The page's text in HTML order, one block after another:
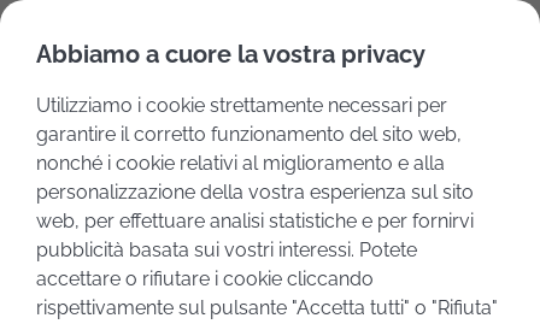
Deutsch
Abbiamo a cuore la vostra privacy
Utilizziamo i cookie strettamente necessari per
garantire il corretto funzionamento del sito web,
nonché i cookie relativi al miglioramento e alla
personalizzazione della vostra esperienza sul sito
web, per effettuare analisi statistiche e per fornirvi
pubblicità basata sui vostri interessi. Potete
accettare o rifiutare i cookie cliccando
rispettivamente sul pulsante "Accetta tutti" o "Rifiuta"